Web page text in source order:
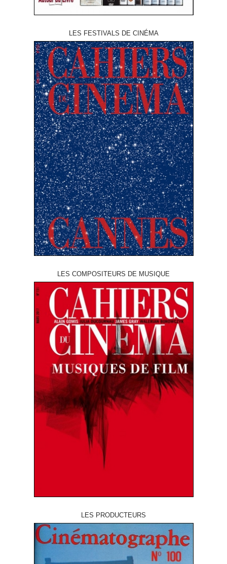
LES FESTIVALS DE CINÉMA
LES COMPOSITEURS DE MUSIQUE
LES PRODUCTEURS